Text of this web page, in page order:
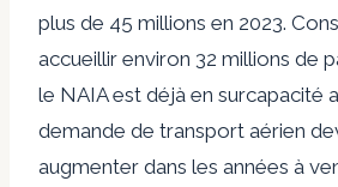
plus de 45 millions en 2023.
accueillir environ 32 millions de
le NAIA est déjà en surcapacité
demande de transport aérien
augmenter dans les années à